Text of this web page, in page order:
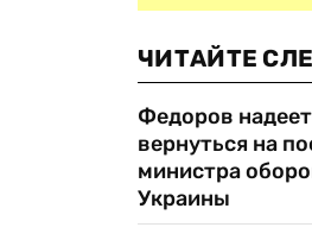
ЧИТАЙТЕ
Федоров
вернуться на
министра
Украины